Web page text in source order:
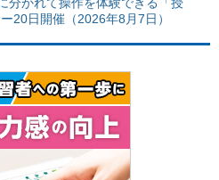
20日開催（2026年8月7日）